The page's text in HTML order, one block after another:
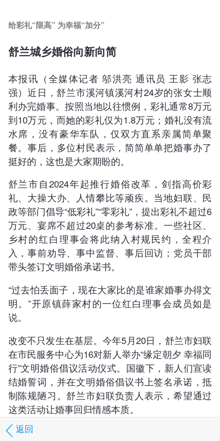
返回
给彩礼“限高” 为幸福“加分”
舒兰城乡婚俗向新向简
本报讯（全媒体记者 邬洪亮 通讯员 王影 张志
强）近日，舒兰市溪河镇溪河村24岁的张女士顺
利办完婚事。按照当地以往惯例，彩礼通常8万元
到10万元，而她的彩礼仅为1.8万元；婚礼没有流
水席，没有豪华车队，仅双方直系亲属简单聚
餐。事后，多位村民表示，简简单单把婚事办了
挺好的，这也是大家期盼的。
舒兰市自2024年起推行婚俗改革，剑指高价彩
礼、大操大办、人情攀比等顽疾。当地妇联、民
政等部门倡导“低彩礼”“零彩礼”，提出彩礼不超过6
万元、宴席不超过20桌的参考标准。一些社区、
乡村的红白理事会将此纳入村规民约，全程介
入，事前劝导、事中监督、事后回访；党员干部
带头签订文明婚俗承诺书。
“过去怕丢面子，现在大家比的是谁家婚事办得文
明。”开原镇薛家村的一位红白理事会成员如是
说。
改变不只发生在基层。今年5月20日，舒兰市妇联
在市民服务中心为16对新人举办“缘定朝夕 幸福同
行”文明婚俗倡议活动仪式。国徽下，新人们宣读
结婚誓词，并在文明婚俗倡议书上签名承诺，抵
制陈规陋习。舒兰市妇联负责人表示，希望通过
这类活动让婚事回归情感本质。
在滨河街道学府社区，一场简约婚事成为居民热